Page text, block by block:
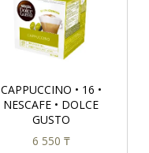
CAPPUCCINO • 16 •
NESCAFE • DOLCE
GUSTO
6 550 ₸